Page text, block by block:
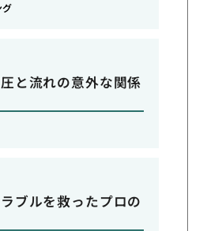
グ
と流れの意外な関係
ブルを救ったプロの